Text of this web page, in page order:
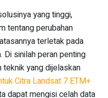
yang tinggi,
tentang perubahan
terletak pada
Di sinilah peran penting
teknik yang dijelaskan
Citra Landsat 7 ETM+
dapat mengisi celah data